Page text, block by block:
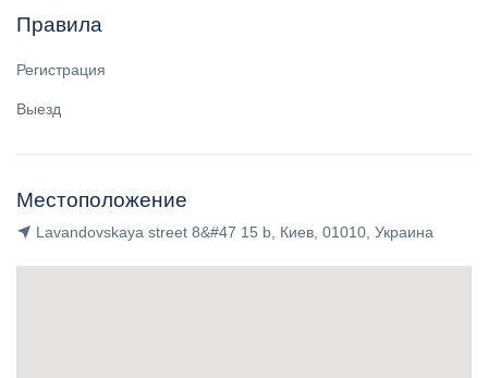
Правила
Регистрация
Выезд
Местоположение
Lavandovskaya street 8&#47 15 b, Киев, 01010, Украина